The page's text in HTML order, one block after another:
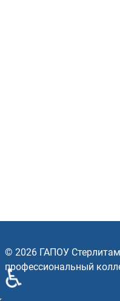
© 2026 ГАПОУ
профессиональный